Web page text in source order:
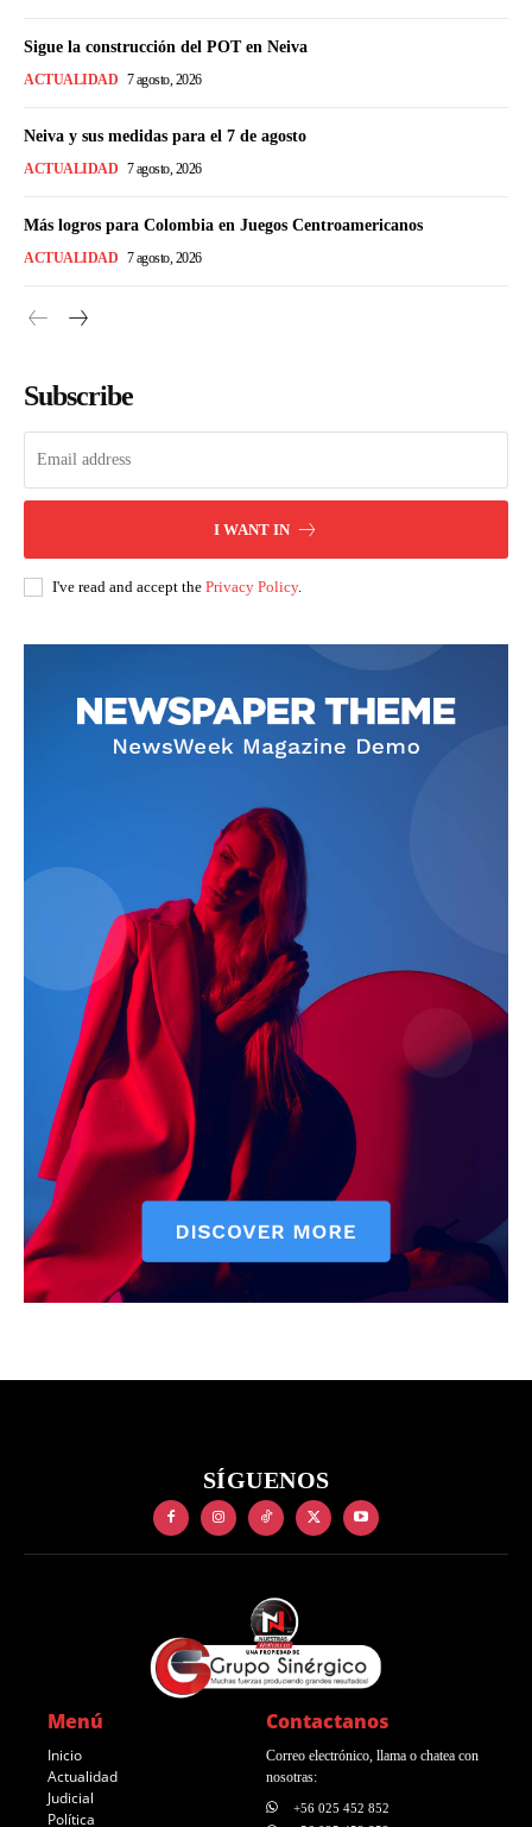
Sigue la construcción del POT en Neiva
ACTUALIDAD 7 agosto, 2026
Neiva y sus medidas para el 7 de agosto
ACTUALIDAD 7 agosto, 2026
Más logros para Colombia en Juegos Centroamericanos
ACTUALIDAD 7 agosto, 2026
Subscribe
I WANT IN
I've read and accept the Privacy Policy.
SÍGUENOS
Menú
Inicio
Actualidad
Judicial
Política
Contactanos
Correo electrónico, llama o chatea con
nosotras:
+56 025 452 852